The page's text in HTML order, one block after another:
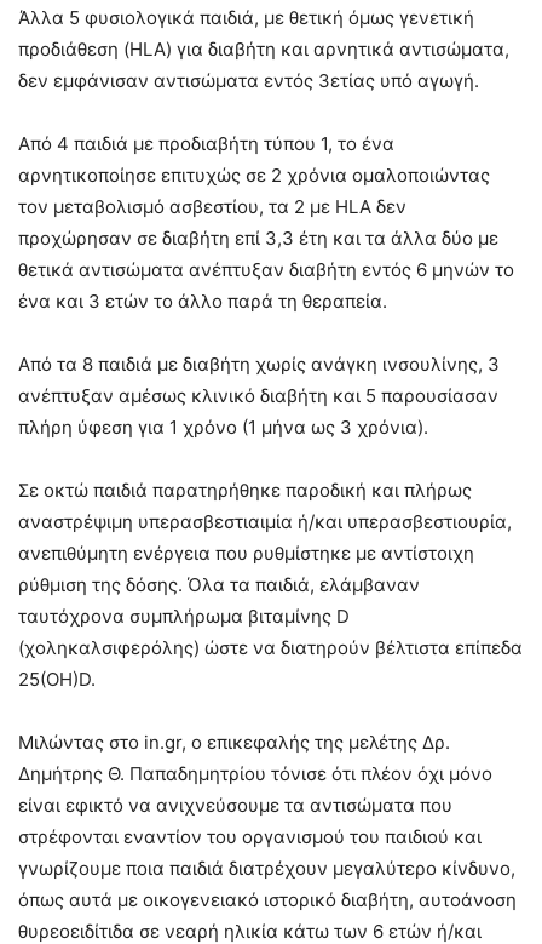
Άλλα 5 φυσιολογικά παιδιά, με θετική όμως γενετική
προδιάθεση (HLA) για διαβήτη και αρνητικά αντισώματα,
δεν εμφάνισαν αντισώματα εντός 3ετίας υπό αγωγή.
Από 4 παιδιά με προδιαβήτη τύπου 1, το ένα
αρνητικοποίησε επιτυχώς σε 2 χρόνια ομαλοποιώντας
τον μεταβολισμό ασβεστίου, τα 2 με HLA δεν
προχώρησαν σε διαβήτη επί 3,3 έτη και τα άλλα δύο με
θετικά αντισώματα ανέπτυξαν διαβήτη εντός 6 μηνών το
ένα και 3 ετών το άλλο παρά τη θεραπεία.
Από τα 8 παιδιά με διαβήτη χωρίς ανάγκη ινσουλίνης, 3
ανέπτυξαν αμέσως κλινικό διαβήτη και 5 παρουσίασαν
πλήρη ύφεση για 1 χρόνο (1 μήνα ως 3 χρόνια).
Σε οκτώ παιδιά παρατηρήθηκε παροδική και πλήρως
αναστρέψιμη υπερασβεστιαιμία ή/και υπερασβεστιουρία,
ανεπιθύμητη ενέργεια που ρυθμίστηκε με αντίστοιχη
ρύθμιση της δόσης. Όλα τα παιδιά, ελάμβαναν
ταυτόχρονα συμπλήρωμα βιταμίνης D
(χοληκαλσιφερόλης) ώστε να διατηρούν βέλτιστα επίπεδα
25(ΟΗ)D.
Μιλώντας στο in.gr, ο επικεφαλής της μελέτης Δρ.
Δημήτρης Θ. Παπαδημητρίου τόνισε ότι πλέον όχι μόνο
είναι εφικτό να ανιχνεύσουμε τα αντισώματα που
στρέφονται εναντίον του οργανισμού του παιδιού και
γνωρίζουμε ποια παιδιά διατρέχουν μεγαλύτερο κίνδυνο,
όπως αυτά με οικογενειακό ιστορικό διαβήτη, αυτοάνοση
θυρεοειδίτιδα σε νεαρή ηλικία κάτω των 6 ετών ή/και